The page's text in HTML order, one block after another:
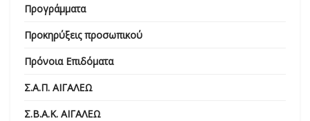
Προγράμματα
Προκηρύξεις προσωπικού
Πρόνοια Επιδόματα
Σ.Α.Π. ΑΙΓΑΛΕΩ
Σ.Β.Α.Κ. ΑΙΓΑΛΕΩ